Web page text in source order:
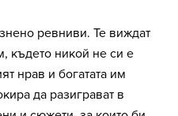
ревниви. Те виждат
където никой не си е
нрав и богатата им
да разиграват в